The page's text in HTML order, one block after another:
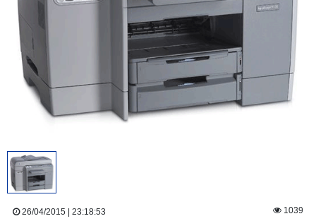
26/04/2015 | 23:18:53 1039